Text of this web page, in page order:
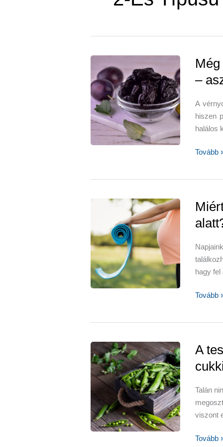
–
A
hiszen
halálos
Még
–
aszalt
Tovább
hagy
Miért
ideje
alatt?
Tovább
A
Talán
viszont
A
Tovább